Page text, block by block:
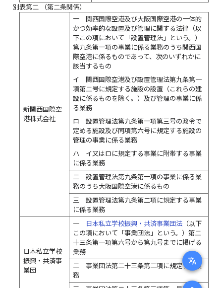
translate
別表第二
（第二条関係）
新関西国際空
港株式会社
一 関西国際空港及び大阪国際空港の一体的
かつ効率的な設置及び管理に関する法律（以
下この項において「設置管理法」という。）
第九条第一項の事業に係る業務のうち関西国
際空港に係るものであって、次のいずれかに
該当するもの
イ 関西国際空港及び設置管理法第九条第一
項第二号に規定する施設の設置（これらの建
設に係るものを除く。）及び管理の事業に係
る業務
ロ 設置管理法第九条第一項第三号の政令で
定める施設及び同項第六号に規定する施設の
管理の事業に係る業務
ハ イ又はロに規定する事業に附帯する事業
に係る業務
二 設置管理法第九条第一項の事業に係る業
務のうち大阪国際空港に係るもの
三 設置管理法第九条第二項に規定する事業
に係る業務
日本私立学校
振興・共済事
業団
一 日本私立学校振興・共済事業団法 （以下
この項において「事業団法」という。）第二
十三条第一項第六号から第九号までに掲げる
業務
二 事業団法第二十三条第二項に規定する業
務